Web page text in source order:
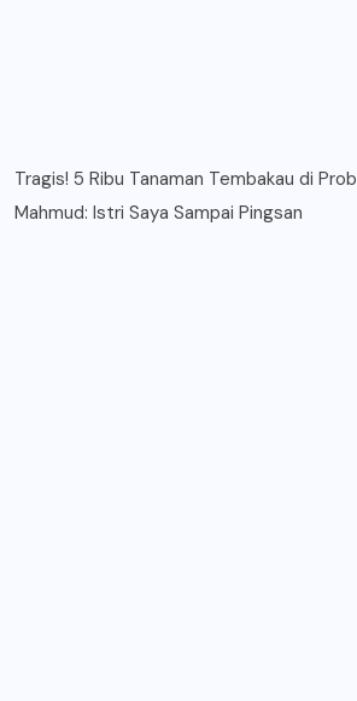
Tragis! 5 Ribu Tanaman Tembakau di
Mahmud: Istri Saya Sampai Pingsan